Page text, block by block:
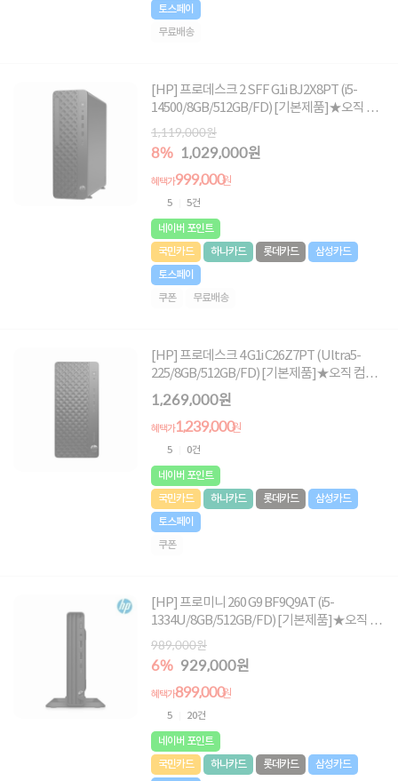
토스페이
무료배송
[HP] 프로데스크 2 SFF G1i BJ2X8PT (i5-
14500/8GB/512GB/FD) [기본제품]★오직 컴
퓨존에서만, 여름맞이 HP 데스크탑 한정특가!
★
1,119,000원
8% 1,029,000원
혜택가999,000원
5 5건
네이버 포인트
국민카드
하나카드 롯데카드
삼성카드
토스페이
쿠폰
무료배송
[HP] 프로데스크 4 G1i C26Z7PT (Ultra5-
225/8GB/512GB/FD) [기본제품]★오직 컴퓨
존에서만, 여름맞이 HP 데스크탑 한정특가!★
1,269,000원
혜택가1,239,000원
5 0건
네이버 포인트
국민카드
하나카드 롯데카드
삼성카드
토스페이
쿠폰
[HP] 프로미니 260 G9 BF9Q9AT (i5-
1334U/8GB/512GB/FD) [기본제품]★오직 컴
퓨존에서만, 여름맞이 HP 데스크탑 한정특가!
★
989,000원
6% 929,000원
혜택가899,000원
5 20건
네이버 포인트
국민카드
하나카드 롯데카드 삼성카드